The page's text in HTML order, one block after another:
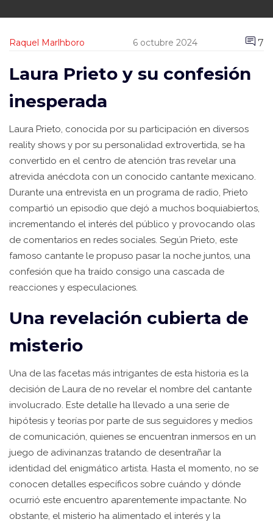
Raquel Marlhboro 6 octubre 2024 7
Laura Prieto y su confesión
inesperada
Laura Prieto, conocida por su participación en diversos
reality shows y por su personalidad extrovertida, se ha
convertido en el centro de atención tras revelar una
atrevida anécdota con un conocido cantante mexicano.
Durante una entrevista en un programa de radio, Prieto
compartió un episodio que dejó a muchos boquiabiertos,
incrementando el interés del público y provocando olas
de comentarios en redes sociales. Según Prieto, este
famoso cantante le propuso pasar la noche juntos, una
confesión que ha traído consigo una cascada de
reacciones y especulaciones.
Una revelación cubierta de
misterio
Una de las facetas más intrigantes de esta historia es la
decisión de Laura de no revelar el nombre del cantante
involucrado. Este detalle ha llevado a una serie de
hipótesis y teorías por parte de sus seguidores y medios
de comunicación, quienes se encuentran inmersos en un
juego de adivinanzas tratando de desentrañar la
identidad del enigmático artista. Hasta el momento, no se
conocen detalles específicos sobre cuándo y dónde
ocurrió este encuentro aparentemente impactante. No
obstante, el misterio ha alimentado el interés y la